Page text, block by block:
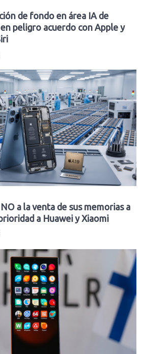
de fondo en área IA de
peligro acuerdo con Apple y
a la venta de sus memorias a
a Huawei y Xiaomi